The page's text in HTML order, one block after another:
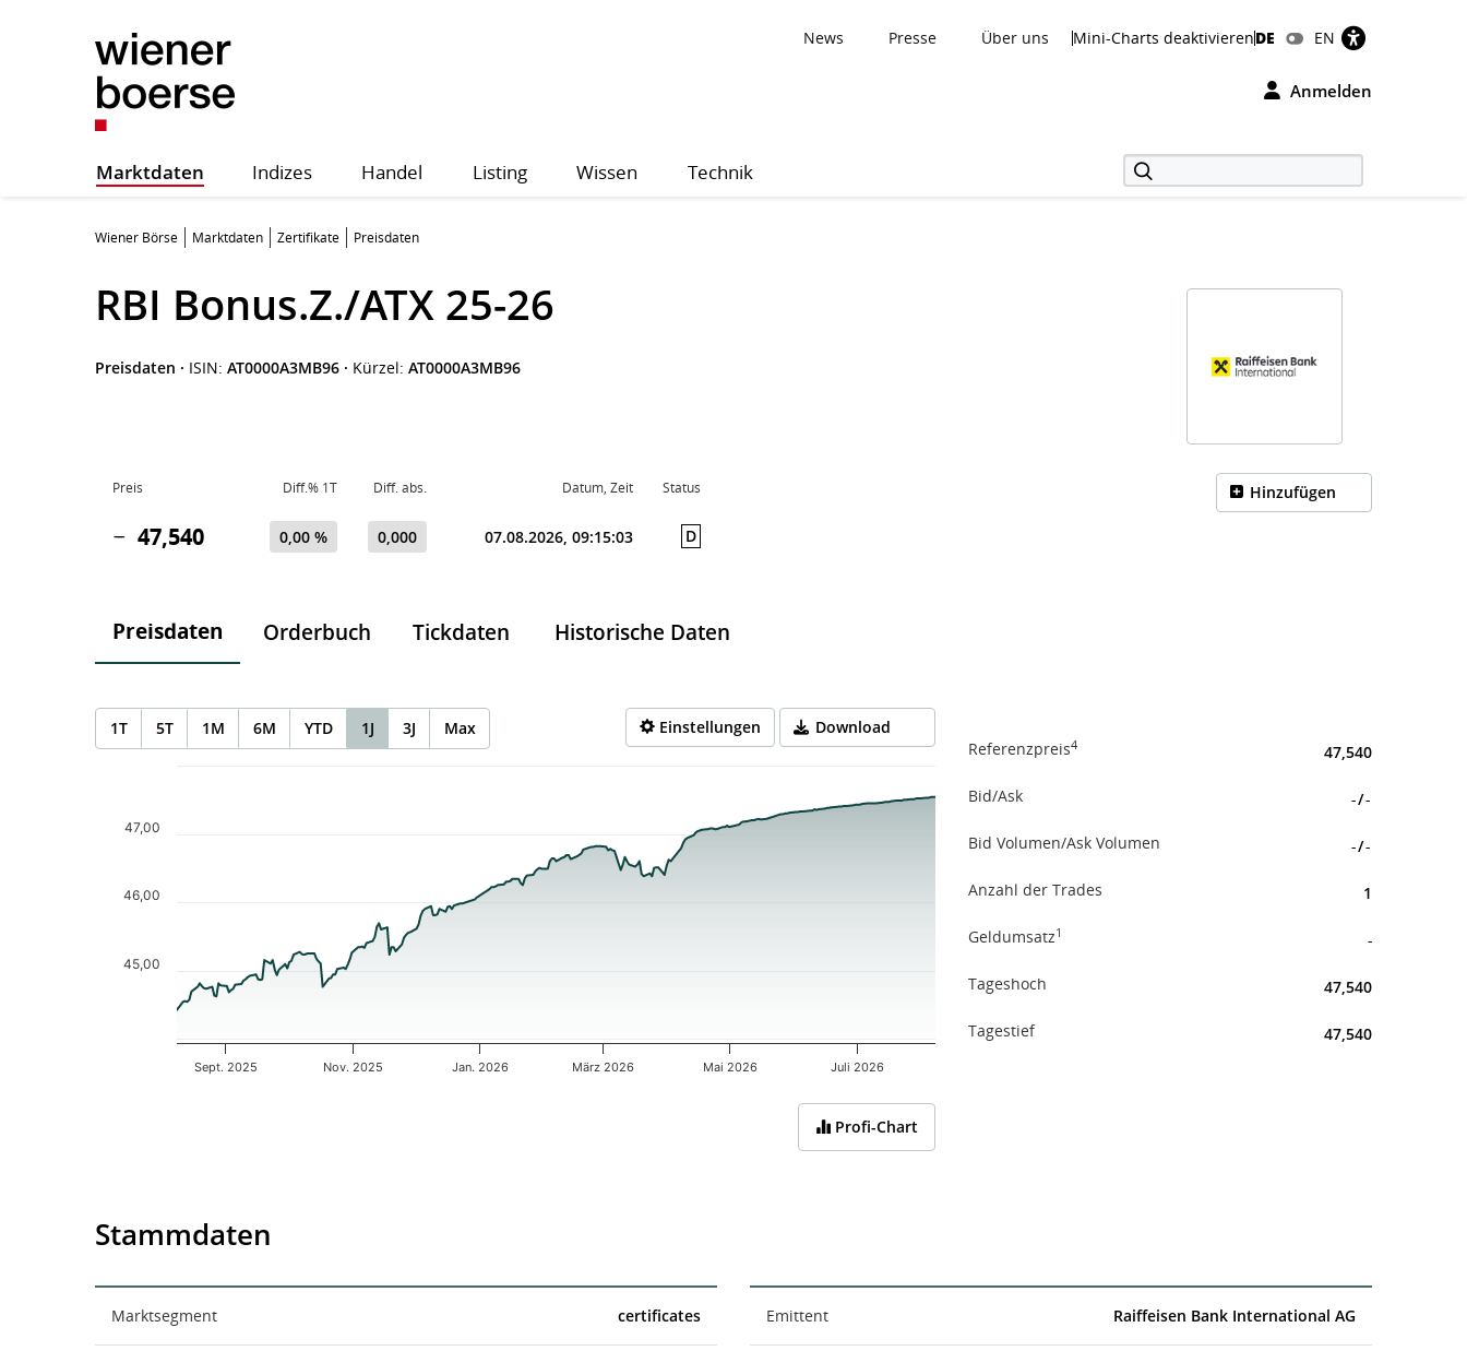
News Presse Über uns Mini-Charts deaktivierenDE EN
Anmelden
Marktdaten Indizes Handel Listing Wissen Technik
Wiener Börse Marktdaten Zertifikate Preisdaten
RBI Bonus.Z./ATX 25-26
Preisdaten · ISIN: AT0000A3MB96 · Kürzel: AT0000A3MB96
Preis Diff.% 1T Diff. abs. Datum, Zeit Status
47,540 0,00 % 0,000 07.08.2026, 09:15:03 D
Hinzufügen
Preisdaten Orderbuch Tickdaten Historische Daten
1T 5T 1M 6M YTD 1J 3J Max Einstellungen Download
Chart
The chart has 1 X axis displaying Time. Data ranges from 2025-08-08 14:00:00 to 2026-08-07 14:00:00.
The chart has 1 Y axis displaying values. Data ranges from 44.42 to 47.54.
Sept. 2025 Nov. 2025 Jan. 2026 März 2026 Mai 2026 Juli 2026
45,00
46,00
47,00
Profi-Chart
Referenzpreis4 47,540
Bid/Ask -/-
Bid Volumen/Ask Volumen -/-
Anzahl der Trades 1
Geldumsatz1 -
Tageshoch 47,540
Tagestief 47,540
Stammdaten
Marktsegment certificates Emittent Raiffeisen Bank International AG